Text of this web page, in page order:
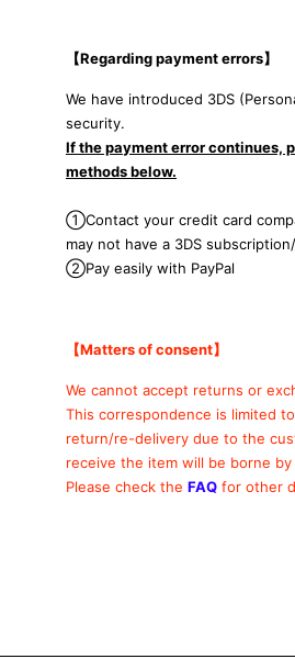
【Regarding payment errors】
We have introduced 3DS
security.
If the payment error continues,
methods below.
①Contact your credit card
may not have a 3DS
②Pay easily with PayPal
【Matters of consent】
We cannot accept returns or
This correspondence is limited
return/re-delivery due to the
receive the item will be borne
Please check the FAQ for other